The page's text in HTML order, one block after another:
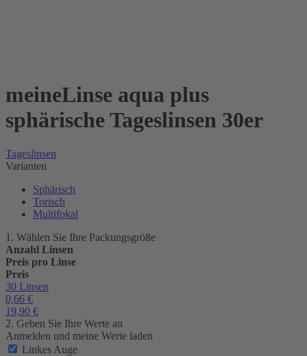
meineLinse aqua plus
sphärische Tageslinsen 30er
Tageslinsen
Varianten
Sphärisch
Torisch
Multifokal
1. Wählen Sie Ihre Packungsgröße
Anzahl Linsen
Preis pro Linse
Preis
30 Linsen
0,66 €
19,90 €
2. Geben Sie Ihre Werte an
Anmelden und meine Werte laden
Linkes Auge